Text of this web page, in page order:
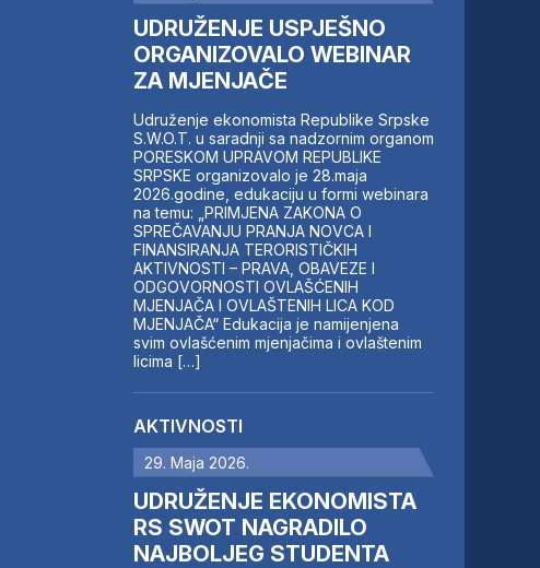
UDRUŽENJE USPJEŠNO
ORGANIZOVALO WEBINAR
ZA MJENJAČE
Udruženje ekonomista Republike Srpske
S.W.O.T. u saradnji sa nadzornim organom
PORESKOM UPRAVOM REPUBLIKE
SRPSKE organizovalo je 28.maja
2026.godine, edukaciju u formi webinara
na temu: „PRIMJENA ZAKONA O
SPREČAVANJU PRANJA NOVCA I
FINANSIRANJA TERORISTIČKIH
AKTIVNOSTI – PRAVA, OBAVEZE I
ODGOVORNOSTI OVLAŠĆENIH
MJENJAČA I OVLAŠTENIH LICA KOD
MJENJAČA“ Edukacija je namijenjena
svim ovlašćenim mjenjačima i ovlaštenim
licima […]
AKTIVNOSTI
29. Maja 2026.
UDRUŽENJE EKONOMISTA
RS SWOT NAGRADILO
NAJBOLJEG STUDENTA